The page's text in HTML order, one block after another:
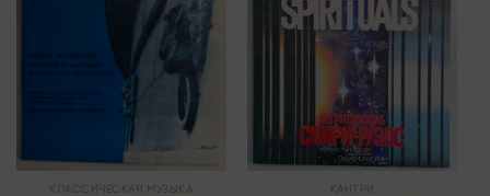
Add to
wishlist
КЛАССИЧЕСКАЯ МУЗЫКА
Add to
wishlist
КАНТРИ